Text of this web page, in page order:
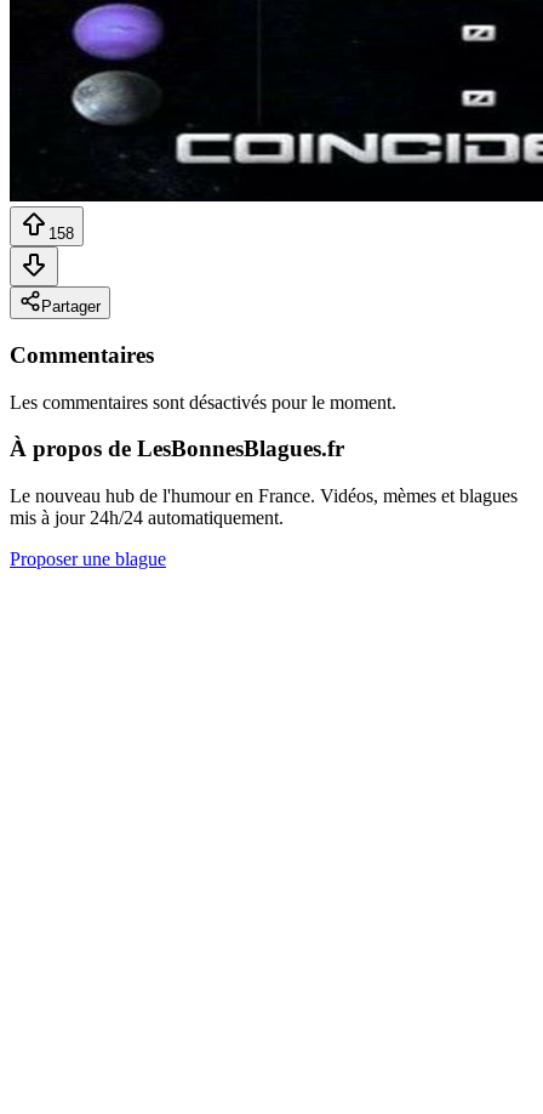
158
Partager
Commentaires
Les commentaires sont désactivés pour le moment.
À propos de LesBonnesBlagues.fr
Le nouveau hub de l'humour en France. Vidéos, mèmes et blagues
mis à jour 24h/24 automatiquement.
Proposer une blague